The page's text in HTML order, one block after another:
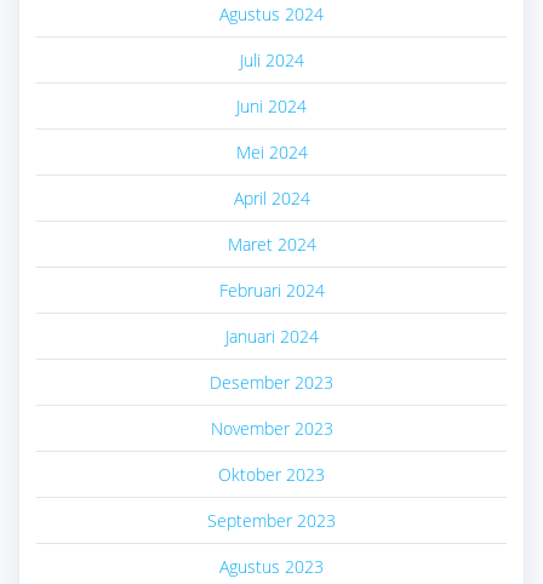
Agustus 2024
Juli 2024
Juni 2024
Mei 2024
April 2024
Maret 2024
Februari 2024
Januari 2024
Desember 2023
November 2023
Oktober 2023
September 2023
Agustus 2023